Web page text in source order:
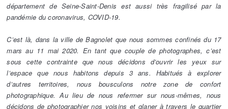
département de Seine-Saint-Denis est aussi très fragilisé par la
pandémie du coronavirus, COVID-19.
C’est là, dans la ville de Bagnolet que nous sommes confinés du 17
mars au 11 mai 2020. En tant que couple de photographes, c’est
sous cette contrainte que nous décidons d’ouvrir les yeux sur
l’espace que nous habitons depuis 3 ans. Habitués à explorer
d’autres territoires, nous bousculons notre zone de confort
photographique. Au lieu de nous refermer sur nous-mêmes, nous
décidons de photographier nos voisins et glaner à travers le quartier